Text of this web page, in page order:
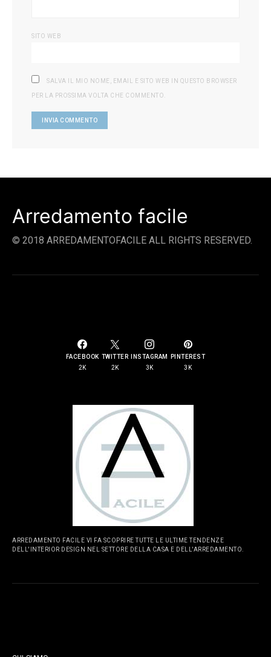
SITO WEB
SALVA IL MIO NOME, EMAIL E SITO WEB IN QUESTO BROWSER
PER LA PROSSIMA VOLTA CHE COMMENTO.
Arredamento facile
© 2018 ARREDAMENTOFACILE ALL RIGHTS RESERVED.
FACEBOOK
2K
TWITTER
2K
INSTAGRAM
3K
PINTEREST
3K
ARREDAMENTO FACILE VI FA SCOPRIRE TUTTE LE ULTIME TENDENZE
DELL'INTERIOR DESIGN NEL SETTORE DELLA CASA E DELL'ARREDAMENTO.